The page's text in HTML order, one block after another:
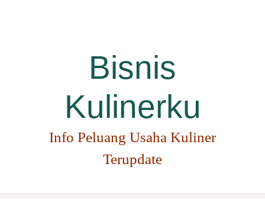
Bisnis
Kulinerku
Info Peluang Usaha Kuliner
Terupdate